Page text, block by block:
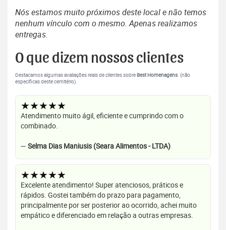
Nós estamos muito próximos deste local e não temos
nenhum vínculo com o mesmo. Apenas realizamos
entregas.
O que dizem nossos clientes
Destacamos algumas avaliações reais de clientes sobre Best Homenagens. (não
específicas deste cemitério).
★★★★★
Atendimento muito ágil, eficiente e cumprindo com o
combinado.
— Selma Dias Maniusis (Seara Alimentos - LTDA)
★★★★★
Excelente atendimento! Super atenciosos, práticos e
rápidos. Gostei também do prazo para pagamento,
principalmente por ser posterior ao ocorrido, achei muito
empático e diferenciado em relação a outras empresas.